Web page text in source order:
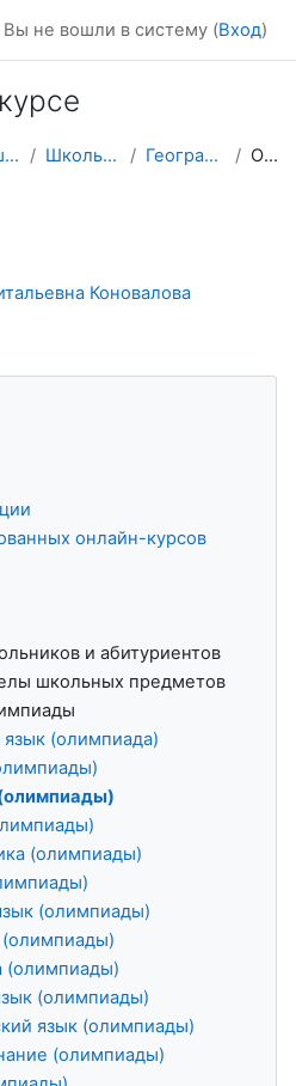
Вы не вошли в систему (Вход)
Ресурсы для школьников и абитуриентов Школьные олимпиады География (олимпиады) Описание
Коновалова
онлайн-курсов
и абитуриентов
школьных предметов
(олимпиада)
(олимпиады)
(олимпиады)
(олимпиады)
(олимпиады)
(олимпиады)
язык (олимпиады)
(олимпиады)